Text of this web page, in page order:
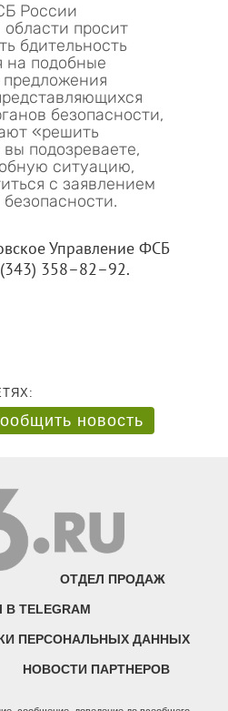
России
просит
бдительность
на подобные
безопасности,
«решить
подозреваете,
ситуацию,
с заявлением
Управление ФСБ
8(343) 358–82–92.
новость
ОТДЕЛ ПРОДАЖ
TELEGRAM
ПЕРСОНАЛЬНЫХ ДАННЫХ
НОВОСТИ ПАРТНЕРОВ